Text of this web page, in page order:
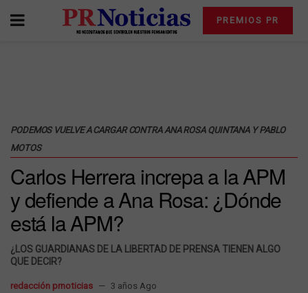
PREMIOS PR
PODEMOS VUELVE A CARGAR CONTRA ANA ROSA QUINTANA Y PABLO
MOTOS
Carlos Herrera increpa a la APM
y defiende a Ana Rosa: ¿Dónde
está la APM?
¿LOS GUARDIANAS DE LA LIBERTAD DE PRENSA TIENEN ALGO
QUE DECIR?
redacción prnoticias 3 años Ago